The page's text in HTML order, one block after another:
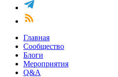
Главная
Сообщество
Блоги
Мероприятия
Q&A